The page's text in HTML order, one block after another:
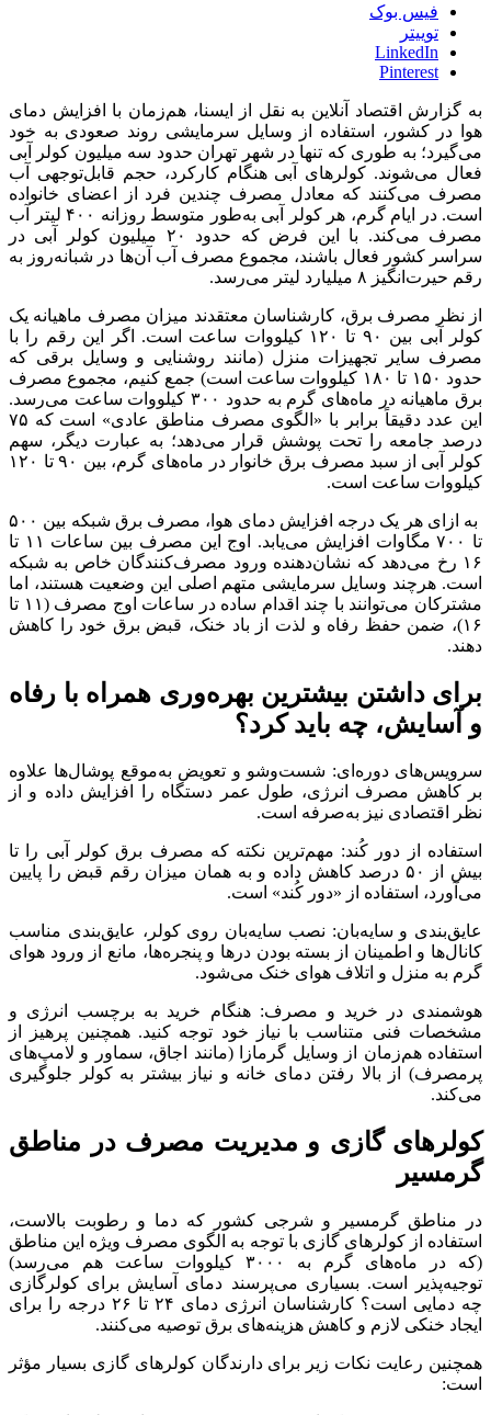
فیس بوک
توییتر
LinkedIn
Pinterest
به گزارش اقتصاد آنلاین به نقل از ایسنا، هم‌زمان با افزایش دمای
هوا در کشور، استفاده از وسایل سرمایشی روند صعودی به خود
می‌گیرد؛ به طوری که تنها در شهر تهران حدود سه میلیون کولر آبی
فعال می‌شوند. کولرهای آبی هنگام کارکرد، حجم قابل‌توجهی آب
مصرف می‌کنند که معادل مصرف چندین فرد از اعضای خانواده
است. در ایام گرم، هر کولر آبی به‌طور متوسط روزانه ۴۰۰ لیتر آب
مصرف می‌کند. با این فرض که حدود ۲۰ میلیون کولر آبی در
سراسر کشور فعال باشند، مجموع مصرف آب آن‌ها در شبانه‌روز به
رقم حیرت‌انگیز ۸ میلیارد لیتر می‌رسد.
از نظر مصرف برق، کارشناسان معتقدند میزان مصرف ماهیانه یک
کولر آبی بین ۹۰ تا ۱۲۰ کیلووات ساعت است. اگر این رقم را با
مصرف سایر تجهیزات منزل (مانند روشنایی و وسایل برقی که
حدود ۱۵۰ تا ۱۸۰ کیلووات ساعت است) جمع کنیم، مجموع مصرف
برق ماهیانه در ماه‌های گرم به حدود ۳۰۰ کیلووات ساعت می‌رسد.
این عدد دقیقاً برابر با «الگوی مصرف مناطق عادی» است که ۷۵
درصد جامعه را تحت پوشش قرار می‌دهد؛ به عبارت دیگر، سهم
کولر آبی از سبد مصرف برق خانوار در ماه‌های گرم، بین ۹۰ تا ۱۲۰
کیلووات ساعت است.
به ازای هر یک درجه افزایش دمای هوا، مصرف برق شبکه بین ۵۰۰
تا ۷۰۰ مگاوات افزایش می‌یابد. اوج این مصرف بین ساعات ۱۱ تا
۱۶ رخ می‌دهد که نشان‌دهنده ورود مصرف‌کنندگان خاص به شبکه
است. هرچند وسایل سرمایشی متهم اصلی این وضعیت هستند، اما
مشترکان می‌توانند با چند اقدام ساده در ساعات اوج مصرف (۱۱ تا
۱۶)، ضمن حفظ رفاه و لذت از باد خنک، قبض برق خود را کاهش
دهند.
برای داشتن بیشترین بهره‌وری همراه با رفاه
و آسایش، چه باید کرد؟
سرویس‌های دوره‌ای: شست‌وشو و تعویض به‌موقع پوشال‌ها علاوه
بر کاهش مصرف انرژی، طول عمر دستگاه را افزایش داده و از
نظر اقتصادی نیز به‌صرفه است.
استفاده از دور کُند: مهم‌ترین نکته که مصرف برق کولر آبی را تا
بیش از ۵۰ درصد کاهش داده و به همان میزان رقم قبض را پایین
می‌آورد، استفاده از «دور کُند» است.
عایق‌بندی و سایه‌بان: نصب سایه‌بان روی کولر، عایق‌بندی مناسب
کانال‌ها و اطمینان از بسته بودن درها و پنجره‌ها، مانع از ورود هوای
گرم به منزل و اتلاف هوای خنک می‌شود.
هوشمندی در خرید و مصرف: هنگام خرید به برچسب انرژی و
مشخصات فنی متناسب با نیاز خود توجه کنید. همچنین پرهیز از
استفاده هم‌زمان از وسایل گرمازا (مانند اجاق، سماور و لامپ‌های
پرمصرف) از بالا رفتن دمای خانه و نیاز بیشتر به کولر جلوگیری
می‌کند.
کولرهای گازی و مدیریت مصرف در مناطق
گرمسیر
در مناطق گرمسیر و شرجی کشور که دما و رطوبت بالاست،
استفاده از کولرهای گازی با توجه به الگوی مصرف ویژه این مناطق
(که در ماه‌های گرم به ۳۰۰۰ کیلووات ساعت هم می‌رسد)
توجیه‌پذیر است. بسیاری می‌پرسند دمای آسایش برای کولرگازی
چه دمایی است؟ کارشناسان انرژی دمای ۲۴ تا ۲۶ درجه را برای
ایجاد خنکی لازم و کاهش هزینه‌های برق توصیه می‌کنند.
همچنین رعایت نکات زیر برای دارندگان کولرهای گازی بسیار مؤثر
است: